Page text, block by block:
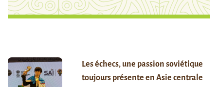
Les échecs, une passion soviétique
toujours présente en Asie centrale